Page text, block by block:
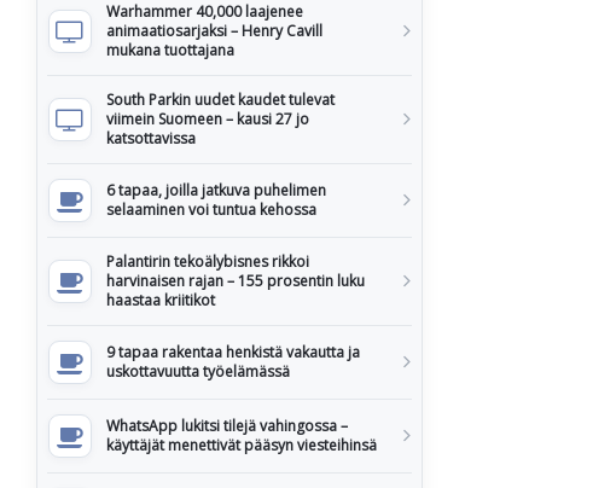
Warhammer 40,000 laajenee
animaatiosarjaksi – Henry Cavill
mukana tuottajana
South Parkin uudet kaudet tulevat
viimein Suomeen – kausi 27 jo
katsottavissa
6 tapaa, joilla jatkuva puhelimen
selaaminen voi tuntua kehossa
Palantirin tekoälybisnes rikkoi
harvinaisen rajan – 155 prosentin luku
haastaa kriitikot
9 tapaa rakentaa henkistä vakautta ja
uskottavuutta työelämässä
WhatsApp lukitsi tilejä vahingossa –
käyttäjät menettivät pääsyn viesteihinsä